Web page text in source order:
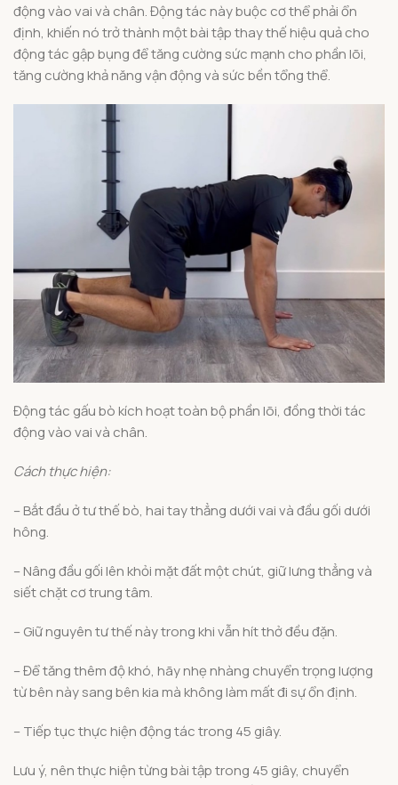
động vào vai và chân. Động tác này buộc cơ thể phải ổn
định, khiến nó trở thành một bài tập thay thế hiệu quả cho
động tác gập bụng để tăng cường sức mạnh cho phần lõi,
tăng cường khả năng vận động và sức bền tổng thể.
Động tác gấu bò kích hoạt toàn bộ phần lõi, đồng thời tác
động vào vai và chân.
Cách thực hiện:
– Bắt đầu ở tư thế bò, hai tay thẳng dưới vai và đầu gối dưới
hông.
– Nâng đầu gối lên khỏi mặt đất một chút, giữ lưng thẳng và
siết chặt cơ trung tâm.
– Giữ nguyên tư thế này trong khi vẫn hít thở đều đặn.
– Để tăng thêm độ khó, hãy nhẹ nhàng chuyển trọng lượng
từ bên này sang bên kia mà không làm mất đi sự ổn định.
– Tiếp tục thực hiện động tác trong 45 giây.
Lưu ý, nên thực hiện từng bài tập trong 45 giây, chuyển